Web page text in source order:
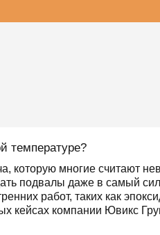
температуре?
которую многие считают
подвалы даже в самый
работ, таких как
кейсах компании Ювикс